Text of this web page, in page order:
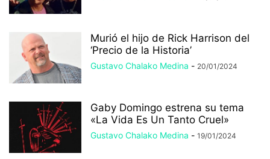
Murió el hijo de Rick Harrison del
‘Precio de la Historia’
Gustavo Chalako Medina - 20/01/2024
Gaby Domingo estrena su tema
«La Vida Es Un Tanto Cruel»
Gustavo Chalako Medina - 19/01/2024